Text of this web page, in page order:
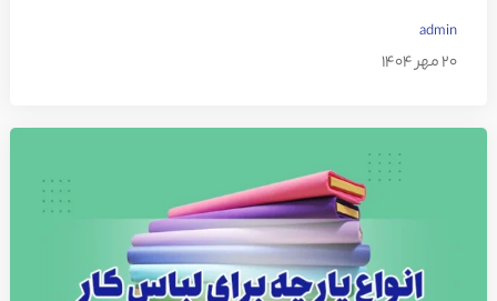
admin
20 مهر 1404